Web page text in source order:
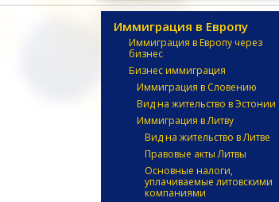
Иммиграция в Европу
Иммиграция в Европу через
бизнес
Бизнес иммиграция
Иммиграция в Словению
Вид на жительство в Эстонии
Иммиграция в Литву
Вид на жительство в Литве
Правовые акты Литвы
Основные налоги,
уплачиваемые литовскими
компаниями